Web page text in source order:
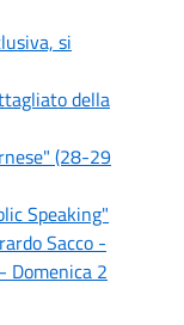
si
della
(28-29
Speaking"
Sacco -
Domenica 2